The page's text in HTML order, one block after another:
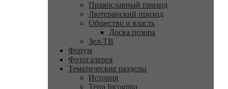
Православный приход
Лютеранский приход
Общество и власть
Доска позора
Зел-ТВ
Форум
Фотогалерея
Тематические разделы
История
Terra Incognita